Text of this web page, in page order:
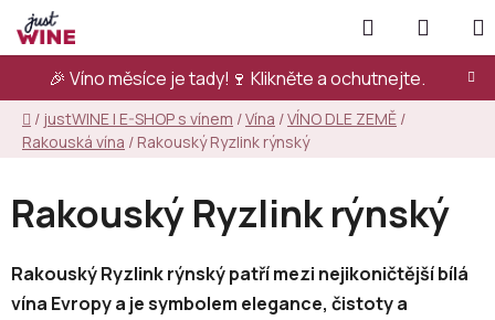
Přejít
na
obsah
🎉 Víno měsíce je tady!🍷 Klikněte a ochutnejte.
Hledat
KOŠÍK
Domů
/ justWINE | E-SHOP s vínem /Vína /VÍNO DLE ZEMĚ /
Rakouská vína / Rakouský Ryzlink rýnský
Rakouský Ryzlink rýnský
Rakouský Ryzlink rýnský patří mezi nejikoničtější bílá
vína Evropy a je symbolem elegance, čistoty a